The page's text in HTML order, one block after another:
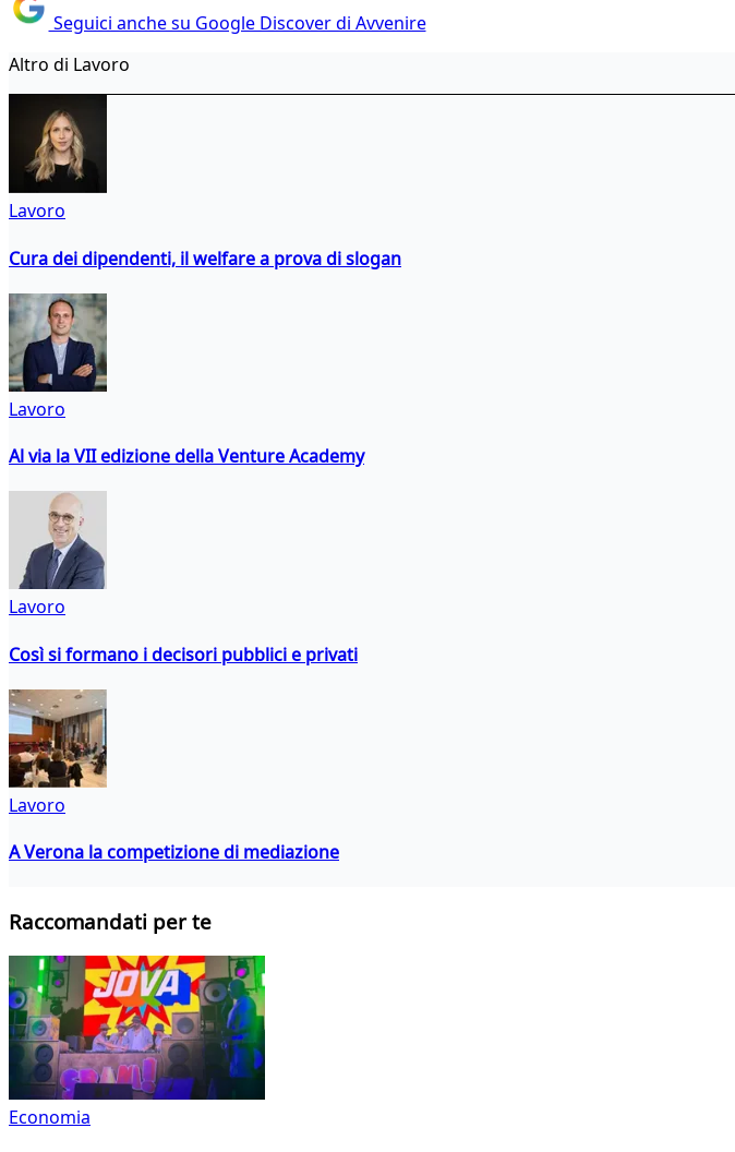
Seguici anche su Google Discover di Avvenire
Altro di Lavoro
Lavoro
Cura dei dipendenti, il welfare a prova di slogan
Lavoro
Al via la VII edizione della Venture Academy
Lavoro
Così si formano i decisori pubblici e privati
Lavoro
A Verona la competizione di mediazione
Raccomandati per te
Economia